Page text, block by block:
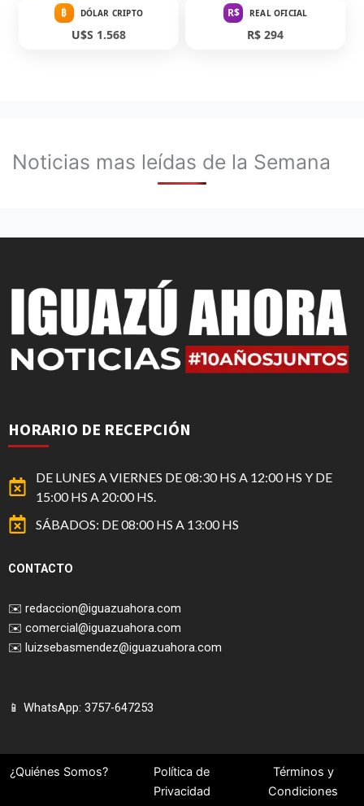
₿ DÓLAR CRIPTO
U$S 1.568
R$ REAL OFICIAL
R$ 294
Noticias mas leídas de la Semana
HORARIO DE RECEPCIÓN
DE LUNES A VIERNES DE 08:30 HS A 12:00 HS Y DE
15:00 HS A 20:00 HS.
SÁBADOS: DE 08:00 HS A 13:00 HS
CONTACTO
✉️ redaccion@iguazuahora.com
✉️ comercial@iguazuahora.com
✉️ luizsebasmendez@iguazuahora.com
📱 WhatsApp: 3757-647253
¿Quiénes Somos?
Política de
Privacidad
Términos y
Condiciones